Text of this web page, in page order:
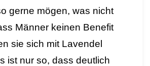
gerne mögen, was nicht
Männer keinen Benefit
sie sich mit Lavendel
ist nur so, dass deutlich